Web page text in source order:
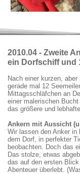
2010.04 - Zweite
ein Dorfschiff und
Nach einer kurzen,
gerade mal 12
Mittagsschläfchen an
einer malerischen
das größere und
Ankern mit Aussicht
Wir lassen den Anker
dem Dorf, in perfekter
beobachten. Doch das
Das stolze, etwas
das auf den ersten
Abenteuer überlebt.